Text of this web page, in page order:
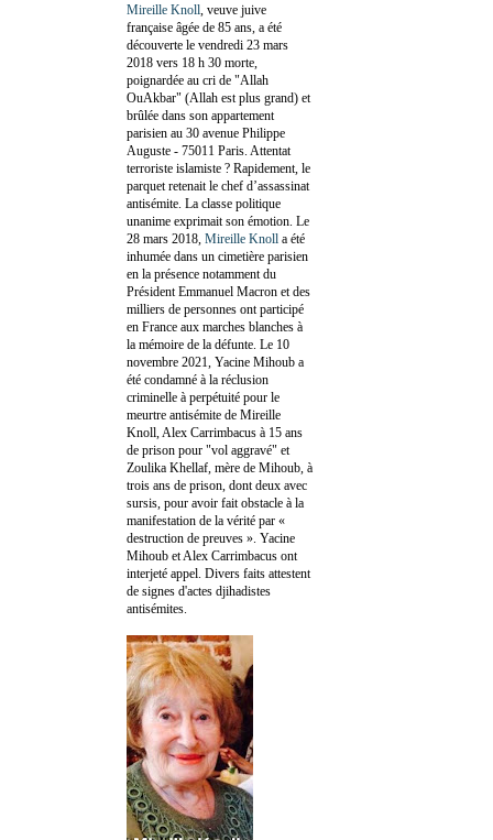
Mireille Knoll , veuve juive
française âgée de 85 ans, a été
découverte le vendredi 23 mars
2018 vers 18 h 30 morte,
poignardée au cri de "Allah
OuAkbar" (Allah est plus grand) et
brûlée dans son appartement
parisien au 30 avenue Philippe
Auguste - 75011 Paris. Attentat
terroriste islamiste ? Rapidement, le
parquet retenait le chef d’assassinat
antisémite. La classe politique
unanime exprimait son émotion. Le
28 mars 2018, Mireille Knoll a été
inhumée dans un cimetière parisien
en la présence notamment du
Président Emmanuel Macron et des
milliers de personnes ont participé
en France aux marches blanches à
la mémoire de la défunte. Le 10
novembre 2021, Yacine Mihoub a
été condamné à la réclusion
criminelle à perpétuité pour le
meurtre antisémite de Mireille
Knoll, Alex Carrimbacus à 15 ans
de prison pour "vol aggravé" et
Zoulika Khellaf, mère de Mihoub, à
trois ans de prison, dont deux avec
sursis, pour avoir fait obstacle à la
manifestation de la vérité par «
destruction de preuves ». Yacine
Mihoub et Alex Carrimbacus ont
interjeté appel. Divers faits attestent
de signes d'actes djihadistes
antisémites.